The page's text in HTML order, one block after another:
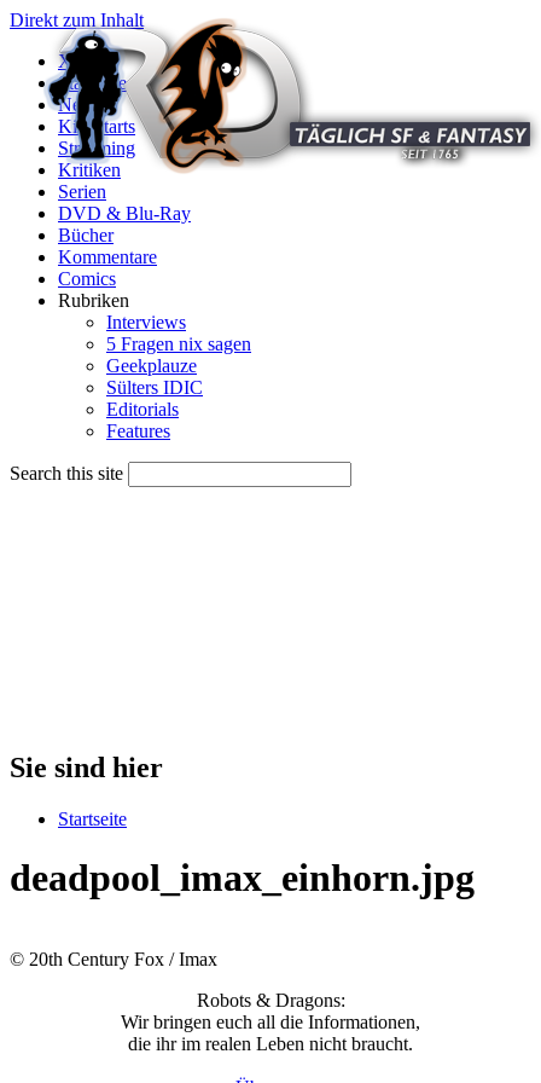
Direkt zum Inhalt
X
Startseite
News
Kinostarts
Streaming
Kritiken
Serien
DVD & Blu-Ray
Bücher
Kommentare
Comics
Rubriken
Interviews
5 Fragen nix sagen
Geekplauze
Sülters IDIC
Editorials
Features
Search this site
Sie sind hier
Startseite
deadpool_imax_einhorn.jpg
© 20th Century Fox / Imax
Robots & Dragons:
Wir bringen euch all die Informationen,
die ihr im realen Leben nicht braucht.